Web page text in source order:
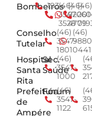
Bombeiros
193(46)
3547-
3528
(46)
4779
(46)
Conselho
Tutelar
(46)
3547-
1801
(46)
0441
Hospital
Santa
Rita
Sec.
Saúde
(46)
3547-
1000
Prefeitura
de
Ampére
Fórum
(46)
3547-
1122